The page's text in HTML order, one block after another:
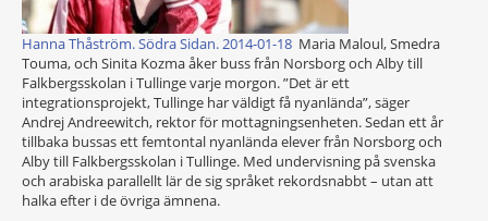
Hanna Thåström. Södra Sidan. 2014-01-18 Maria Maloul, Smedra
Touma, och Sinita Kozma åker buss från Norsborg och Alby till
Falkbergsskolan i Tullinge varje morgon. ”Det är ett
integrationsprojekt, Tullinge har väldigt få nyanlända”, säger
Andrej Andreewitch, rektor för mottagningsenheten. Sedan ett år
tillbaka ­bussas ett femtontal nyanlända elever från Norsborg och
Alby till Falkbergsskolan i Tullinge. Med undervisning på svenska
och arabiska parallellt lär de sig språket rekordsnabbt – utan att
halka efter i de övriga ämnena.